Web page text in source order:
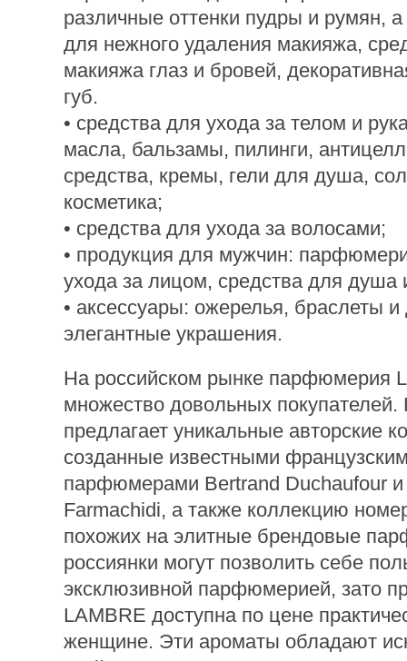
различные оттенки пудры и румян,
для нежного удаления макияжа,
макияжа глаз и бровей,
губ.
• средства для ухода за телом и
масла, бальзамы, пилинги,
средства, кремы, гели для душа,
косметика;
• средства для ухода за волосами;
• продукция для мужчин:
ухода за лицом, средства для душа
• аксессуары: ожерелья, браслеты и
элегантные украшения.
На российском рынке парфюмерия
множество довольных покупателей.
предлагает уникальные авторские
созданные известными
парфюмерами Bertrand Duchaufour и
Farmachidi, а также коллекцию
похожих на элитные брендовые
россиянки могут позволить себе
эксклюзивной парфюмерией, зато
LAMBRE доступна по цене
женщине. Эти ароматы обладают